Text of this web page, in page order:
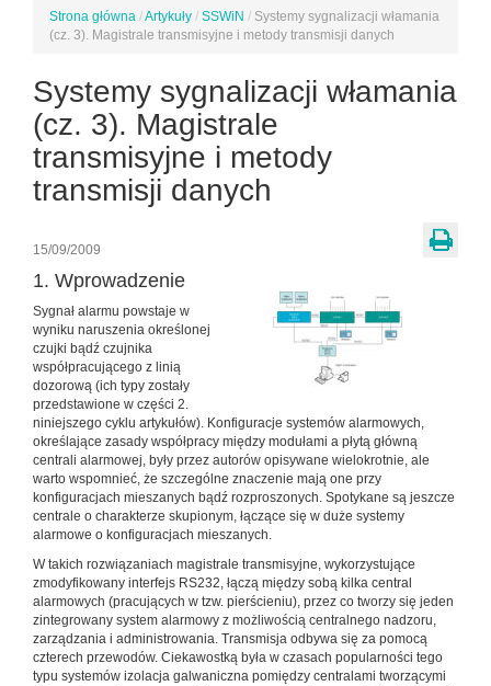
Jesteś
tutaj
Strona główna /Artykuły / SSWiN / Systemy sygnalizacji włamania
(cz. 3). Magistrale transmisyjne i metody transmisji danych
Systemy sygnalizacji włamania
(cz. 3). Magistrale
transmisyjne i metody
transmisji danych
15/09/2009
1. Wprowadzenie
Sygnał alarmu powstaje w
wyniku naruszenia określonej
czujki bądź czujnika
współpracującego z linią
dozorową (ich typy zostały
przedstawione w części 2.
niniejszego cyklu artykułów). Konfiguracje systemów alarmowych,
określające zasady współpracy między modułami a płytą główną
centrali alarmowej, były przez autorów opisywane wielokrotnie, ale
warto wspomnieć, że szczególne znaczenie mają one przy
konfiguracjach mieszanych bądź rozproszonych. Spotykane są jeszcze
centrale o charakterze skupionym, łączące się w duże systemy
alarmowe o konfiguracjach mieszanych.
W takich rozwiązaniach magistrale transmisyjne, wykorzystujące
zmodyfikowany interfejs RS232, łączą między sobą kilka central
alarmowych (pracujących w tzw. pierścieniu), przez co tworzy się jeden
zintegrowany system alarmowy z możliwością centralnego nadzoru,
zarządzania i administrowania. Transmisja odbywa się za pomocą
czterech przewodów. Ciekawostką była w czasach popularności tego
typu systemów izolacja galwaniczna pomiędzy centralami tworzącymi